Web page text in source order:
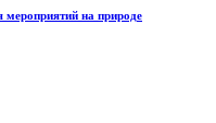
на природе